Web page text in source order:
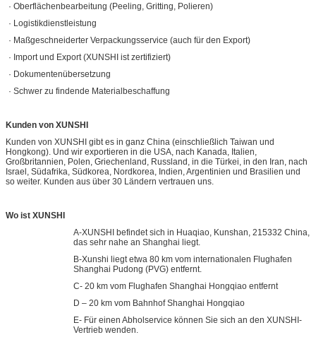
· Oberflächenbearbeitung (Peeling, Gritting, Polieren)
· Logistikdienstleistung
· Maßgeschneiderter Verpackungsservice (auch für den Export)
· Import und Export (XUNSHI ist zertifiziert)
· Dokumentenübersetzung
· Schwer zu findende Materialbeschaffung
Kunden von XUNSHI
Kunden von XUNSHI gibt es in ganz China (einschließlich Taiwan und
Hongkong). Und wir exportieren in die USA, nach Kanada, Italien,
Großbritannien, Polen, Griechenland, Russland, in die Türkei, in den Iran, nach
Israel, Südafrika, Südkorea, Nordkorea, Indien, Argentinien und Brasilien und
so weiter. Kunden aus über 30 Ländern vertrauen uns.
Wo ist XUNSHI
A-XUNSHI befindet sich in Huaqiao, Kunshan, 215332 China,
das sehr nahe an Shanghai liegt.
B-Xunshi liegt etwa 80 km vom internationalen Flughafen
Shanghai Pudong (PVG) entfernt.
C- 20 km vom Flughafen Shanghai Hongqiao entfernt
D – 20 km vom Bahnhof Shanghai Hongqiao
E- Für einen Abholservice können Sie sich an den XUNSHI-
Vertrieb wenden.